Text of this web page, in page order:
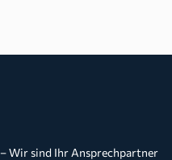
– Wir sind Ihr Ansprechpartner